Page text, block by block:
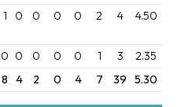
1 0 0 0 0 2 4 4.50
0 0 0 0 0 1 3
2.35
8 4 2 0 4 7 39 5.30